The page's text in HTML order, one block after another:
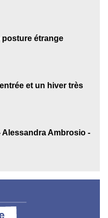
étrange
et un hiver très
Alessandra Ambrosio -